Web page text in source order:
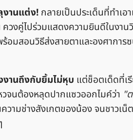
งานแต่ง! กลายเป็นประเด็นที่ทำ
ควงคู่ไปร่วมแสดงความยินดีในงา
อมสอนวิธีส่งสายตาและองศาการ
งานถึงกับยิ้มไม่หุบ แต่ช็อตเด็ดที่เ
จนต้องหลุดปากแซวออกไมค์ว่า "
วามช่างสังเกตของน้อง จนชาวเ